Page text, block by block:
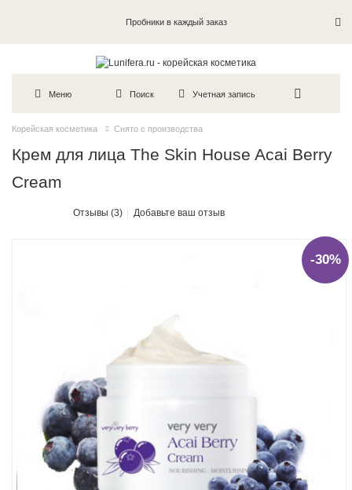
Пробники в каждый заказ
Меню Поиск Учетная запись
Корейская косметика Снято с производства
Крем для лица The Skin House Acai Berry
Cream
Отзывы (3) Добавьте ваш отзыв
-30%